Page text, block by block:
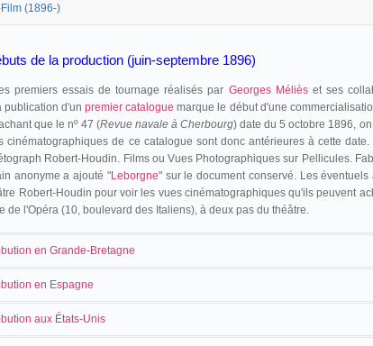
(1896-)
de la production (juin-septembre 1896)
premiers essais de tournage réalisés par Georges Mélièset ses
publication d'unpremier catalogue marque le début d'une
que le nº 47 (Revue navale à Cherbourg) date du 5 octobre 1896,
cinématographiques de ce catalogue sont donc antérieures à cette
Robert-Houdin. Films ou Vues Photographiques sur Pellicules.
anonyme a ajouté "Leborgne" sur le document conservé. Les
Robert-Houdin pour voir les vues cinématographiques qu'ils peuvent
de l'Opéra (10, boulevard des Italiens), à deux pas du théâtre.
en Grande-Bretagne
en Espagne
aux États-Unis